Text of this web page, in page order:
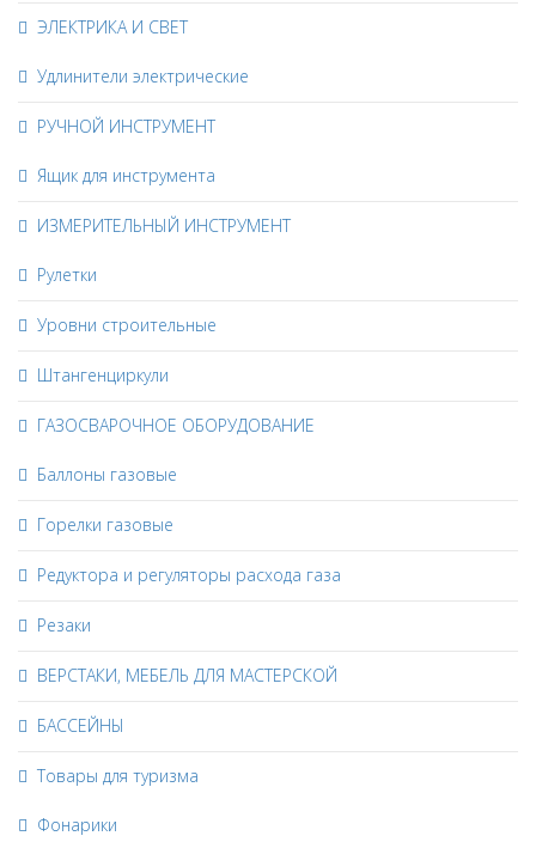
ЭЛЕКТРИКА И СВЕТ
Удлинители электрические
РУЧНОЙ ИНСТРУМЕНТ
Ящик для инструмента
ИЗМЕРИТЕЛЬНЫЙ ИНСТРУМЕНТ
Рулетки
Уровни строительные
Штангенциркули
ГАЗОСВАРОЧНОЕ ОБОРУДОВАНИЕ
Баллоны газовые
Горелки газовые
Редуктора и регуляторы расхода газа
Резаки
ВЕРСТАКИ, МЕБЕЛЬ ДЛЯ МАСТЕРСКОЙ
БАССЕЙНЫ
Товары для туризма
Фонарики